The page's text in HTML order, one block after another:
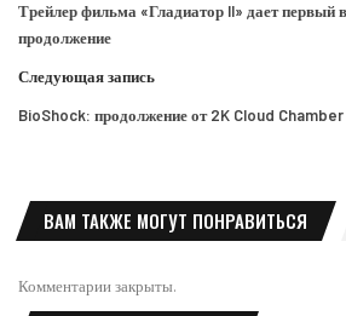
Трейлер фильма «Гладиатор II» дает первый
продолжение
Следующая запись
BioShock: продолжение от 2K Cloud Chamber
ВАМ ТАКЖЕ МОГУТ ПОНРАВИТЬСЯ
Комментарии закрыты.